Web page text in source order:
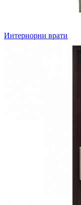
Интериорни врати